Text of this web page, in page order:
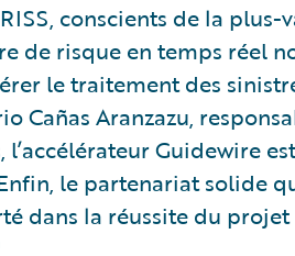
conscients de la
de risque en temps réel
le traitement des
Cañas Aranzazu,
Guidewire
le partenariat solide
dans la réussite du projet